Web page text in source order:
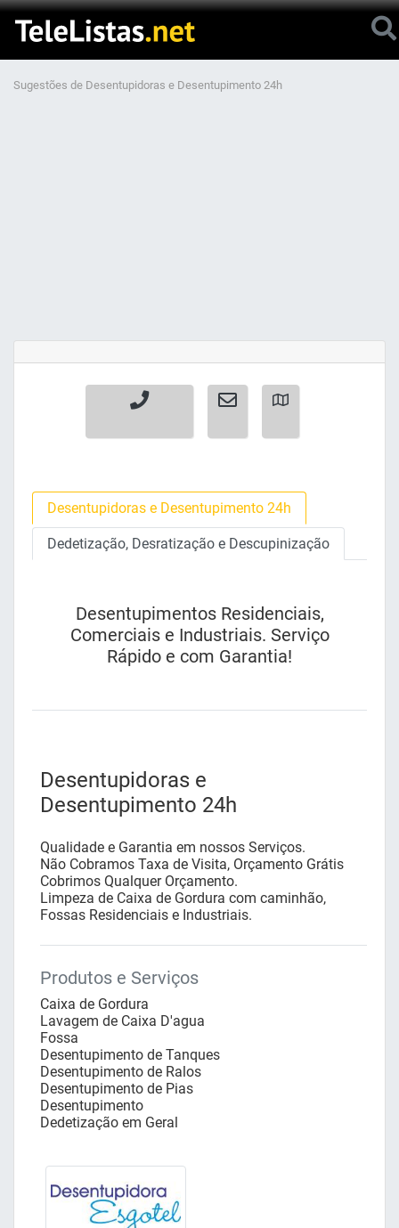
Sugestões de Desentupidoras e Desentupimento 24h
Desentupidoras e Desentupimento 24h
Dedetização, Desratização e Descupinização
Desentupimentos Residenciais,
Comerciais e Industriais. Serviço
Rápido e com Garantia!
Desentupidoras e
Desentupimento 24h
Qualidade e Garantia em nossos Serviços.
Não Cobramos Taxa de Visita, Orçamento Grátis
Cobrimos Qualquer Orçamento.
Limpeza de Caixa de Gordura com caminhão,
Fossas Residenciais e Industriais.
Produtos e Serviços
Caixa de Gordura
Lavagem de Caixa D'agua
Fossa
Desentupimento de Tanques
Desentupimento de Ralos
Desentupimento de Pias
Desentupimento
Dedetização em Geral